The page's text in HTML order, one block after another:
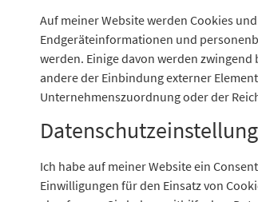
Auf meiner Website werden Cookies
Endgeräteinformationen und
werden. Einige davon werden
andere der Einbindung externer
Unternehmenszuordnung oder der
Ich habe auf meiner Website ein
Einwilligungen für den Einsatz von